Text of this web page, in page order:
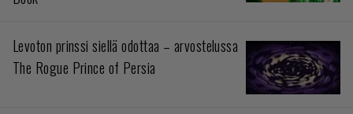
Levoton prinssi siellä odottaa – arvostelussa
The Rogue Prince of Persia